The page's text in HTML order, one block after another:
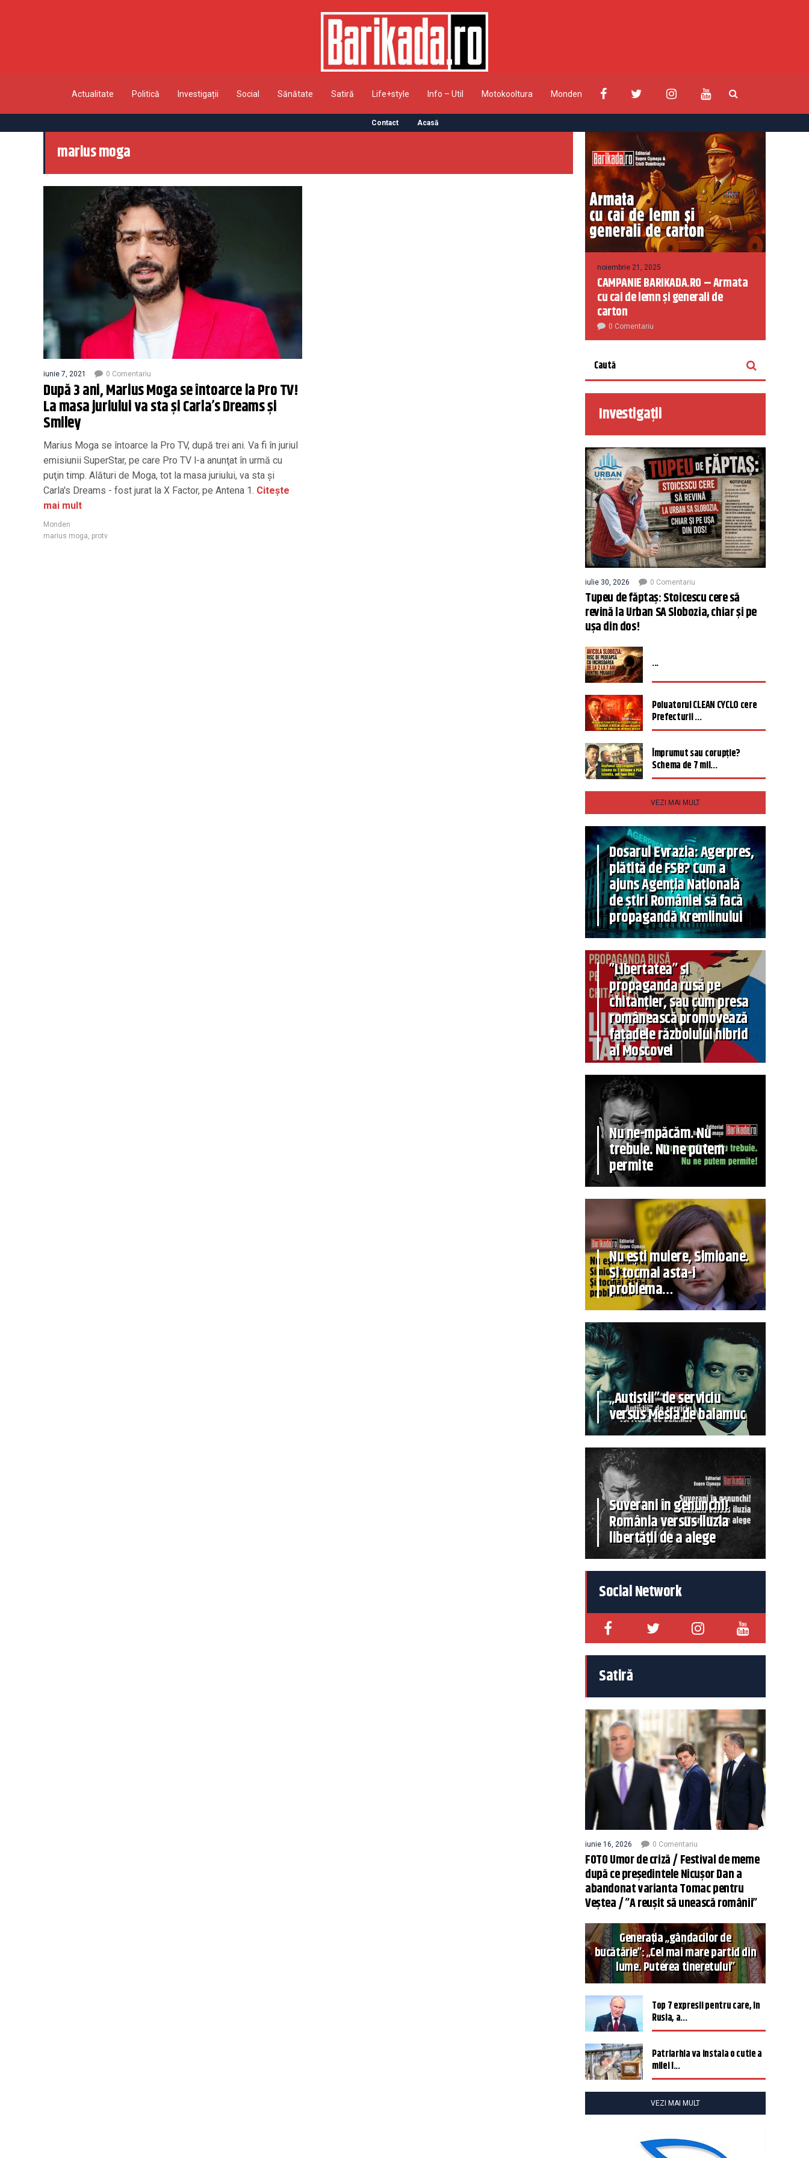
Actualitate Politică Investigații Social Sănătate Satiră Life+style Info – Util Motokooltura Monden
Contact Acasă
marius moga
iunie 7, 2021 0 Comentariu
După 3 ani, Marius Moga se întoarce la Pro TV!
La masa juriului va sta şi Carla’s Dreams și
Smiley
Marius Moga se întoarce la Pro TV, după trei ani. Va fi în juriul
emisiunii SuperStar, pe care Pro TV l-a anunţat în urmă cu
puţin timp. Alături de Moga, tot la masa juriului, va sta şi
Carla's Dreams - fost jurat la X Factor, pe Antena 1. Citește
mai mult
Monden
marius moga protv
noiembrie 21, 2025
CAMPANIE BARIKADA.RO – Armata
cu cai de lemn și generali de
carton
0 Comentariu
Investigații
iulie 30, 2026 0 Comentariu
Tupeu de făptaș: Stoicescu cere să
revină la Urban SA Slobozia, chiar și pe
ușa din dos!
...
Poluatorul CLEAN CYCLO cere
Prefecturii ...
Împrumut sau corupție?
Schema de 7 mil...
VEZI MAI MULT
Dosarul Evrazia: Agerpres,
plătită de FSB? Cum a
ajuns Agenția Națională
de știri României să facă
propagandă Kremlinului
”Libertatea” și
propaganda rusă pe
chitanțier, sau cum presa
românească promovează
fațadele războiului hibrid
al Moscovei
Nu ne-mpăcăm. Nu
trebuie. Nu ne putem
permite
Nu ești muiere, Simioane.
Și tocmai asta-i
problema…
„Autiștii” de serviciu
versus Mesia de balamuc
Suverani în genunchi!
România versus iluzia
libertății de a alege
Social Network
Satiră
iunie 16, 2026 0 Comentariu
FOTO Umor de criză / Festival de meme
după ce președintele Nicușor Dan a
abandonat varianta Tomac pentru
Veștea / ”A reușit să unească românii”
Generația „gândacilor de
bucătărie”: „Cel mai mare partid din
lume. Puterea tineretului”
Top 7 expresii pentru care, în
Rusia, a...
Patriarhia va instala o cutie a
milei î...
VEZI MAI MULT